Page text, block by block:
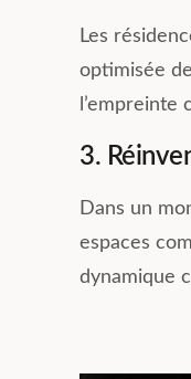
Les
optimisée
l’empreinte
3.
Dans un
espaces
dynamique